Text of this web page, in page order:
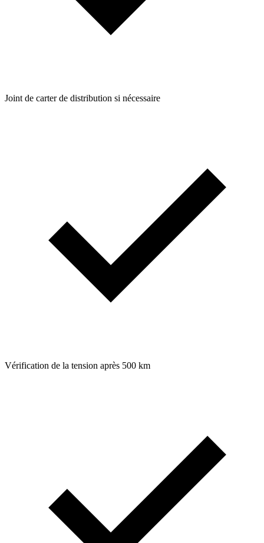
Joint de carter de distribution si nécessaire
Vérification de la tension après 500 km